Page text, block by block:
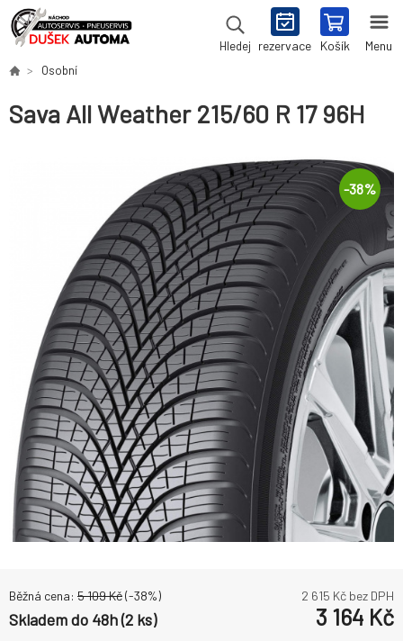
Hledej rezervace Košík Menu
Osobní
Sava All Weather 215/60 R 17 96H
-38%
Běžná cena: 5 109Kč(-38%) 2 615 Kč bez DPH
Skladem do 48h (2 ks) 3 164 Kč